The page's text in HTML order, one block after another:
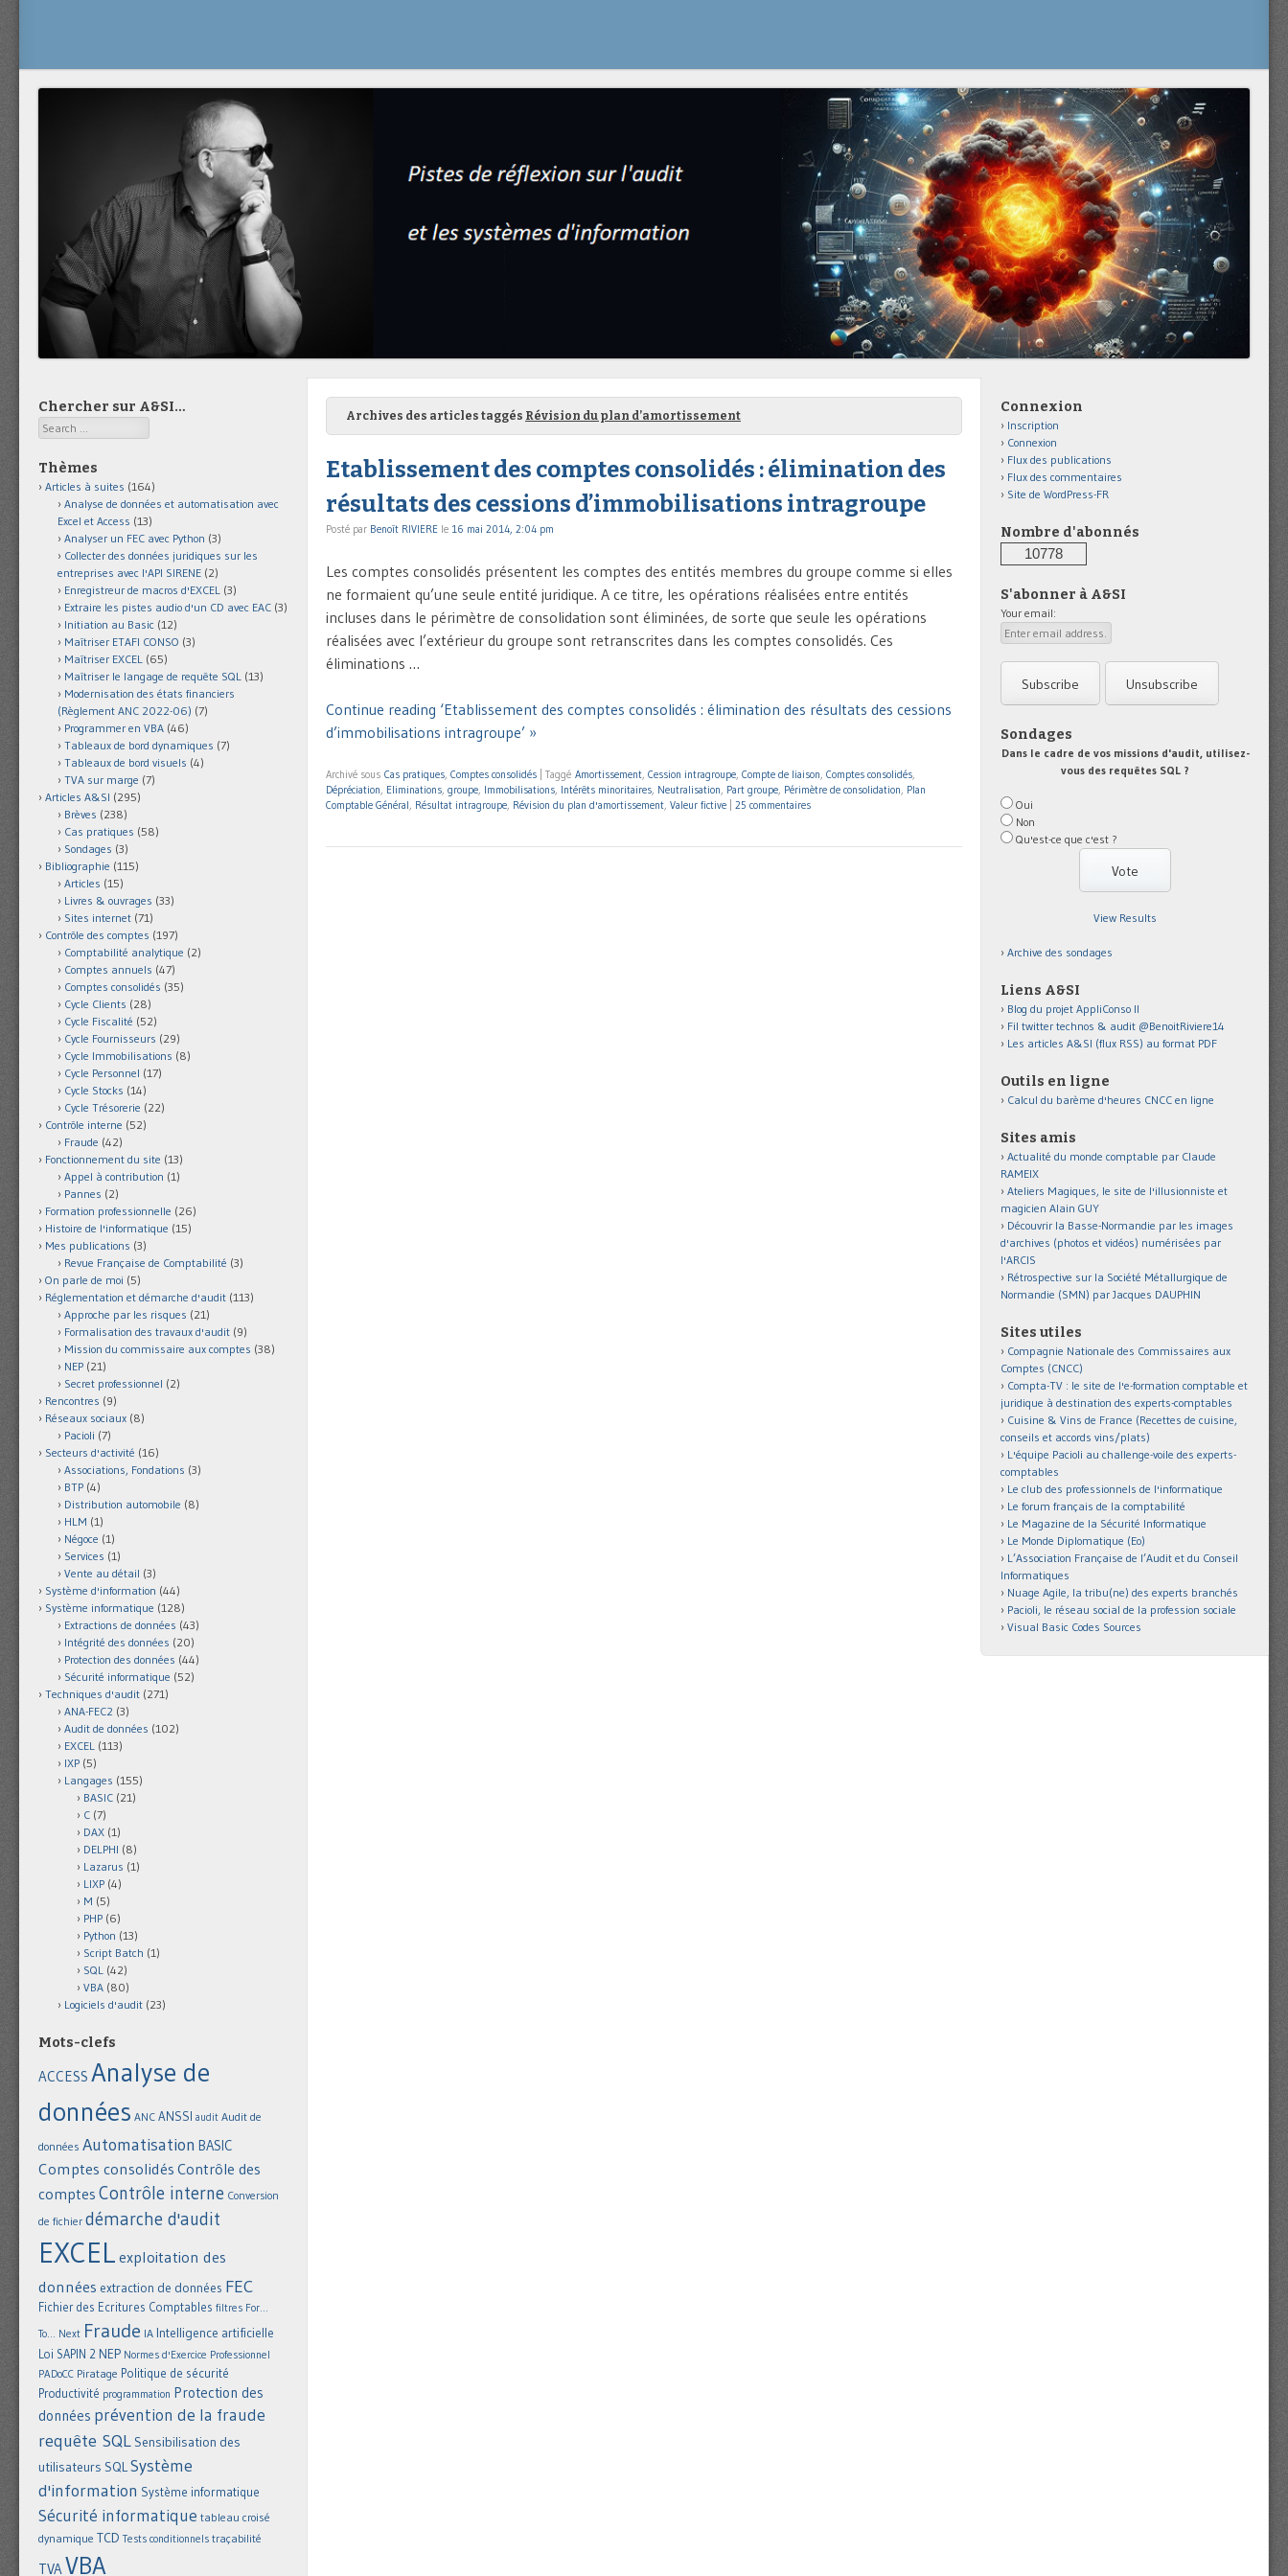
Archives des articles taggés Révision du plan d’amortissement
Etablissement des comptes consolidés : élimination des
résultats des cessions d’immobilisations intragroupe
Posté par Benoît RIVIERE le 16 mai 2014, 2:04 pm
Les comptes consolidés présentent les comptes des entités membres du groupe comme si elles
ne formaient qu’une seule entité juridique. A ce titre, les opérations réalisées entre entités
incluses dans le périmètre de consolidation sont éliminées, de sorte que seule les opérations
réalisées avec l’extérieur du groupe sont retranscrites dans les comptes consolidés. Ces
éliminations …
Continue reading ‘Etablissement des comptes consolidés : élimination des résultats des cessions
d’immobilisations intragroupe’ »
Archivé sous Cas pratiques, Comptes consolidés Taggé Amortissement, Cession intragroupe, Compte de liaison, Comptes consolidés,
Dépréciation, Eliminations, groupe, Immobilisations, Intérêts minoritaires, Neutralisation, Part groupe, Périmètre de consolidation, Plan
Comptable Général, Résultat intragroupe, Révision du plan d'amortissement, Valeur fictive 25 commentaires
Chercher sur A&SI…
Search
Thèmes
Articles à suites (164)
Analyse de données et automatisation avec
Excel et Access (13)
Analyser un FEC avec Python (3)
Collecter des données juridiques sur les
entreprises avec l'API SIRENE (2)
Enregistreur de macros d'EXCEL (3)
Extraire les pistes audio d'un CD avec EAC (3)
Initiation au Basic (12)
Maîtriser ETAFI CONSO (3)
Maîtriser EXCEL (65)
Maîtriser le langage de requête SQL (13)
Modernisation des états financiers
(Règlement ANC 2022-06) (7)
Programmer en VBA (46)
Tableaux de bord dynamiques (7)
Tableaux de bord visuels (4)
TVA sur marge (7)
Articles A&SI (295)
Brèves (238)
Cas pratiques (58)
Sondages (3)
Bibliographie (115)
Articles (15)
Livres & ouvrages (33)
Sites internet (71)
Contrôle des comptes (197)
Comptabilité analytique (2)
Comptes annuels (47)
Comptes consolidés (35)
Cycle Clients (28)
Cycle Fiscalité (52)
Cycle Fournisseurs (29)
Cycle Immobilisations (8)
Cycle Personnel (17)
Cycle Stocks (14)
Cycle Trésorerie (22)
Contrôle interne (52)
Fraude (42)
Fonctionnement du site (13)
Appel à contribution (1)
Pannes (2)
Formation professionnelle (26)
Histoire de l'informatique (15)
Mes publications (3)
Revue Française de Comptabilité (3)
On parle de moi (5)
Réglementation et démarche d'audit (113)
Approche par les risques (21)
Formalisation des travaux d'audit (9)
Mission du commissaire aux comptes (38)
NEP (21)
Secret professionnel (2)
Rencontres (9)
Réseaux sociaux (8)
Pacioli (7)
Secteurs d'activité (16)
Associations, Fondations (3)
BTP (4)
Distribution automobile (8)
HLM (1)
Négoce (1)
Services (1)
Vente au détail (3)
Système d'information (44)
Système informatique (128)
Extractions de données (43)
Intégrité des données (20)
Protection des données (44)
Sécurité informatique (52)
Techniques d'audit (271)
ANA-FEC2 (3)
Audit de données (102)
EXCEL (113)
IXP (5)
Langages (155)
BASIC (21)
C (7)
DAX (1)
DELPHI (8)
Lazarus (1)
LIXP (4)
M (5)
PHP (6)
Python (13)
Script Batch (1)
SQL (42)
VBA (80)
Logiciels d'audit (23)
Mots-clefs
ACCESS Analyse de
données ANC ANSSI audit Audit de
données Automatisation BASIC
Comptes consolidés Contrôle des
comptes Contrôle interne Conversion
de fichier démarche d'audit
EXCEL exploitation des
données extraction de données FEC
Fichier des Ecritures Comptables filtres For...
To... Next Fraude IA Intelligence artificielle
Loi SAPIN 2 NEP Normes d'Exercice Professionnel
PADoCC Piratage Politique de sécurité
Productivité programmation Protection des
données prévention de la fraude
requête SQL Sensibilisation des
utilisateurs SQLSystème
d'information Système informatique
Sécurité informatique tableau croisé
dynamique TCD Tests conditionnels traçabilité
TVAVBA
Connexion
Inscription
Connexion
Flux des publications
Flux des commentaires
Site de WordPress-FR
Nombre d'abonnés
10778
S'abonner à A&SI
Your email:
Sondages
Dans le cadre de vos missions d'audit, utilisez-
vous des requêtes SQL ?
Oui
Non
Qu'est-ce que c'est ?
View Results
Archive des sondages
Liens A&SI
Blog du projet AppliConso II
Fil twitter technos & audit @BenoitRiviere14
Les articles A&SI (flux RSS) au format PDF
Outils en ligne
Calcul du barème d'heures CNCC en ligne
Sites amis
Actualité du monde comptable par Claude
RAMEIX
Ateliers Magiques, le site de l'illusionniste et
magicien Alain GUY
Découvrir la Basse-Normandie par les images
d'archives (photos et vidéos) numérisées par
l'ARCIS
Rétrospective sur la Société Métallurgique de
Normandie (SMN) par Jacques DAUPHIN
Sites utiles
Compagnie Nationale des Commissaires aux
Comptes (CNCC)
Compta-TV : le site de l'e-formation comptable et
juridique à destination des experts-comptables
Cuisine & Vins de France (Recettes de cuisine,
conseils et accords vins/plats)
L'équipe Pacioli au challenge-voile des experts-
comptables
Le club des professionnels de l'informatique
Le forum français de la comptabilité
Le Magazine de la Sécurité Informatique
Le Monde Diplomatique (Eo)
L’Association Française de l’Audit et du Conseil
Informatiques
Nuage Agile, la tribu(ne) des experts branchés
Pacioli, le réseau social de la profession sociale
Visual Basic Codes Sources